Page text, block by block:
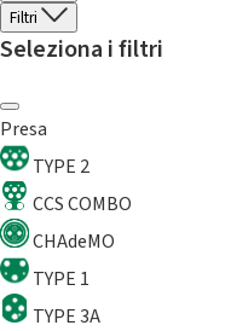
Filtri
Seleziona i filtri
Presa
TYPE 2
CCS COMBO
CHAdeMO
TYPE 1
TYPE 3A